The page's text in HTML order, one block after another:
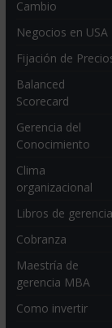
Cambio
Negocios en USA
Fijación de
Balanced
Scorecard
Gerencia del
Conocimiento
Clima
organizacional
Libros de gerencia
Cobranza
Maestría de
gerencia MBA
Como invertir